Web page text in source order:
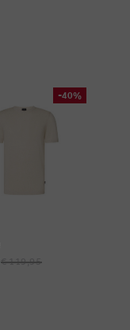
-40%
€ 119,95